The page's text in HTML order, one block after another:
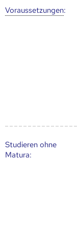
Voraus­setzungen:
Studieren ohne
Matura: